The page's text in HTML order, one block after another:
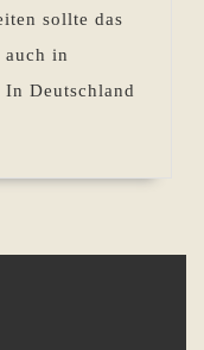
sollte das
auch in
Deutschland